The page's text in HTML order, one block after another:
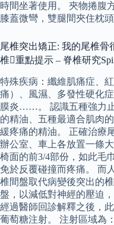
時間坐著使用。 夾物捲腹
膝蓋微彎，雙腿間夾住枕頭
尾椎突出矯正: 我的尾椎
椎重點提示 – 脊椎研究
特殊疾病：纖維肌痛症、
痛）、風濕、多發性硬化
膜炎……。 認識五種強力
的精油、五種最適合肌肉
緩疼痛的精油。 正確治療
辦公室、車上各放置一條
椅面的前3/4部份，如此毛
免於反覆碰撞而疼痛。 而
椎間盤取代病變後突出的
盤，以減低對神經的壓迫
經過醫師回診解釋之後，
葡萄糖注射。 注射區域為